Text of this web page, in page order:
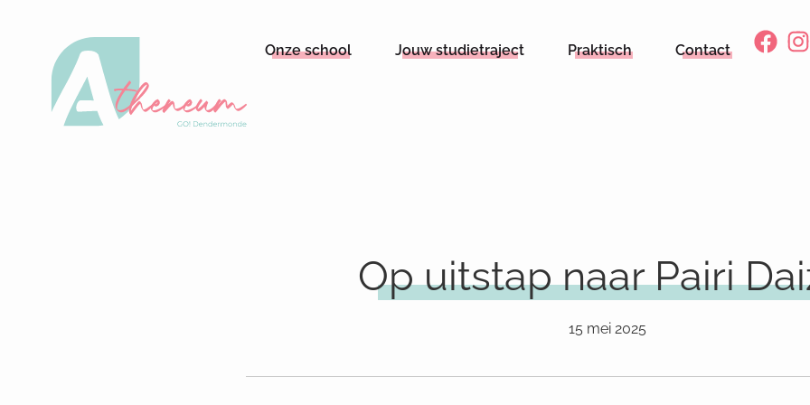
Onze school Jouw studietraject Praktisch Contact
Op uitstap naar Pairi
15 mei 2025